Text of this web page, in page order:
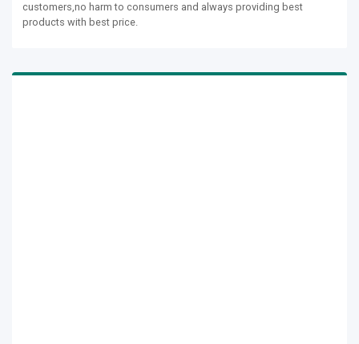
customers,no harm to consumers and always providing best
products with best price.